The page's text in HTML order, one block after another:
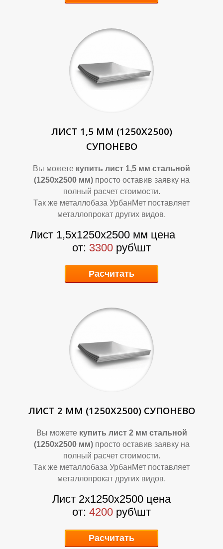
Л
О
ЛИСТ 1,5 ММ (1250Х2500)
СУПОНЕВО
Вы можете купить лист 1,5 мм стальной
(1250х2500 мм) просто оставив заявку на
полный расчет стоимости.
Так же металлобаза УрбанМет поставляет
металлопрокат других видов.
Лист 1,5х1250х2500 мм цена
от: 3300 руб\шт
Расчитать
ЛИСТ 2 ММ (1250Х2500) СУПОНЕВО
Вы можете купить лист 2 мм стальной
(1250х2500 мм) просто оставив заявку на
полный расчет стоимости.
Так же металлобаза УрбанМет поставляет
металлопрокат других видов.
Лист 2х1250х2500 цена
от: 4200 руб\шт
Расчитать
Л
О